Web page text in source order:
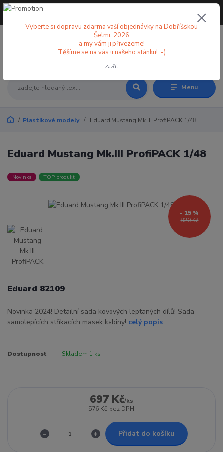
Menu
+420 773 998 582
Plastikové modely Eduard Mustang Mk.III ProfiPACK 1/48
Eduard Mustang Mk.III ProfiPACK 1/48
Novinka TOP produkt
820 Kč
- 15 %
Eduard 82109
Novinka 2024! Detailní sada kovových leptaných dílů! Sada
samolepících stříkacích masek kabiny! celý popis
Dostupnost Skladem 1 ks
697 Kč/ks
576 Kč bez DPH
Přidat do košíku
Vyberte si dopravu zdarma vaší objednávky na Dobříšskou
Šelmu 2026
a my vám ji přivezeme!
Těšíme se na vás u našeho stánku! :-)
Zavřít